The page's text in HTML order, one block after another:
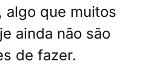
algo que muitos
ainda não são
de fazer.